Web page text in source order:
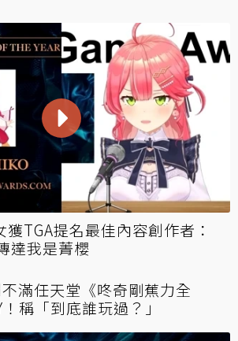
TGA提名最佳內容創作者：
達我是菁櫻